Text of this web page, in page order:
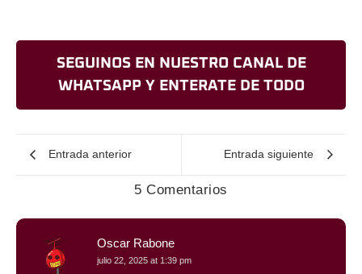
SEGUINOS EN NUESTRO CANAL DE
WHATSAPP Y ENTERATE DE TODO
Entrada anterior Entrada siguiente
5 Comentarios
Oscar Rabone
julio 22, 2025 at 1:39 pm